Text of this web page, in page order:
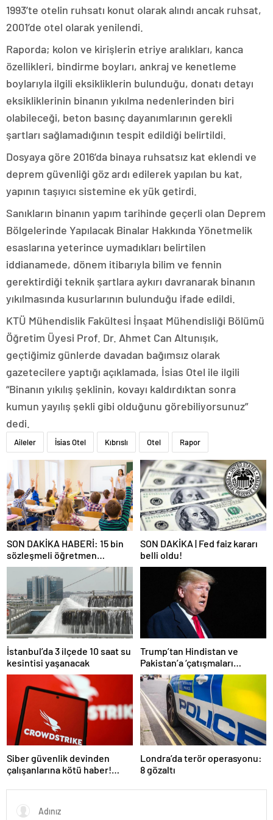
1993’te otelin ruhsatı konut olarak alındı ancak ruhsat,
2001’de otel olarak yenilendi.
Raporda; kolon ve kirişlerin etriye aralıkları, kanca
özellikleri, bindirme boyları, ankraj ve kenetleme
boylarıyla ilgili eksikliklerin bulunduğu, donatı detayı
eksikliklerinin binanın yıkılma nedenlerinden biri
olabileceği, beton basınç dayanımlarının gerekli
şartları sağlamadığının tespit edildiği belirtildi.
Dosyaya göre 2016’da binaya ruhsatsız kat eklendi ve
deprem güvenliği göz ardı edilerek yapılan bu kat,
yapının taşıyıcı sistemine ek yük getirdi.
Sanıkların binanın yapım tarihinde geçerli olan Deprem
Bölgelerinde Yapılacak Binalar Hakkında Yönetmelik
esaslarına yeterince uymadıkları belirtilen
iddianamede, dönem itibarıyla bilim ve fennin
gerektirdiği teknik şartlara aykırı davranarak binanın
yıkılmasında kusurlarının bulunduğu ifade edildi.
KTÜ Mühendislik Fakültesi İnşaat Mühendisliği Bölümü
Öğretim Üyesi Prof. Dr. Ahmet Can Altunışık,
geçtiğimiz günlerde davadan bağımsız olarak
gazetecilere yaptığı açıklamada, İsias Otel ile ilgili
“Binanın yıkılış şeklinin, kovayı kaldırdıktan sonra
kumun yayılış şekli gibi olduğunu görebiliyorsunuz”
dedi.
Aileler İsias Otel Kıbrıslı Otel Rapor
SON DAKİKA HABERİ: 15 bin
sözleşmeli öğretmen
atamasında sözlü sınava hak
kazanan adaylar açıklandı
SON DAKİKA | Fed faiz kararı
belli oldu!
İstanbul’da 3 ilçede 10 saat su
kesintisi yaşanacak
Trump’tan Hindistan ve
Pakistan’a ‘çatışmaları
durdurun’ çağrısı
Siber güvenlik devinden
çalışanlarına kötü haber!
Londra’da terör operasyonu:
8 gözaltı